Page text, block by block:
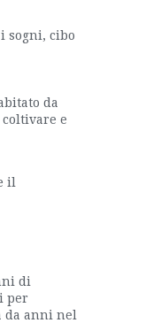
sogni, cibo
da
e
il
di
per
da anni nel